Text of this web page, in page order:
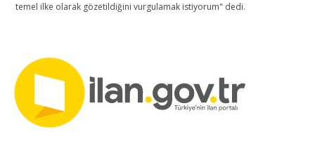
temel ilke olarak gözetildiğini vurgulamak istiyorum" dedi.